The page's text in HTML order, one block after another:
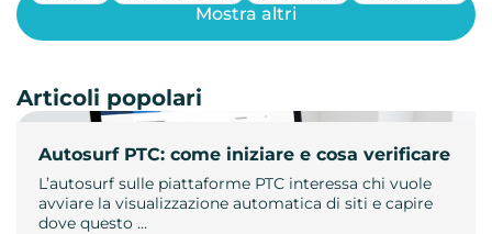
Autosurf PTC: come iniziare e cosa verificare
L’autosurf sulle piattaforme PTC interessa chi vuole
avviare la visualizzazione automatica di siti e capire
dove questo …
Mostra altri
Articoli popolari